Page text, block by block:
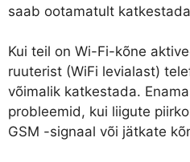
saab ootamatult
Kui teil on Wi-Fi-kõne
ruuterist (WiFi levialast)
võimalik katkestada.
probleemid, kui liigute
GSM -signaal või jätkate